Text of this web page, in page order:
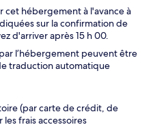
cet hébergement à l'avance à
sur la confirmation de
d'arriver après 15 h 00.
l’hébergement peuvent être
traduction automatique
(par carte de crédit, de
frais accessoires